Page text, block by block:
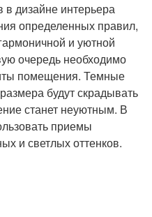
дизайне интерьера
определенных правил,
и уютной
очередь необходимо
помещения. Темные
будут скрадывать
станет неуютным. В
приемы
и светлых оттенков.